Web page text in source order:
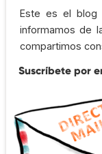
Este es el blog
informamos de
compartimos
Suscríbete por